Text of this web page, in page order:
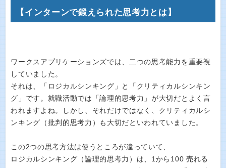
【インターンで鍛えられた思考力とは】
ワークスアプリケーションズでは、二つの思考能力を重要視
していました。
それは、「ロジカルシンキング」と「クリティカルシンキン
グ」です。就職活動では「論理的思考力」が大切だとよく言
われますよね。しかし、それだけではなく、クリティカルシ
ンキング（批判的思考力）も大切だといわれていました。
この2つの思考方法は使うところが違っていて、
ロジカルシンキング（論理的思考力）は、1から100 売れる